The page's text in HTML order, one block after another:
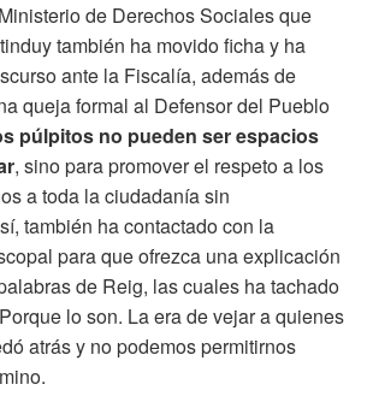
de Derechos Sociales que
también ha movido ficha y ha
ante la Fiscalía, además de
queja formal al Defensor del Pueblo
púlpitos no pueden ser espacios
, sino para promover el respeto a los
a toda la ciudadanía sin
también ha contactado con la
para que ofrezca una explicación
de Reig, las cuales ha tachado
lo son. La era de vejar a quienes
atrás y no podemos permitirnos